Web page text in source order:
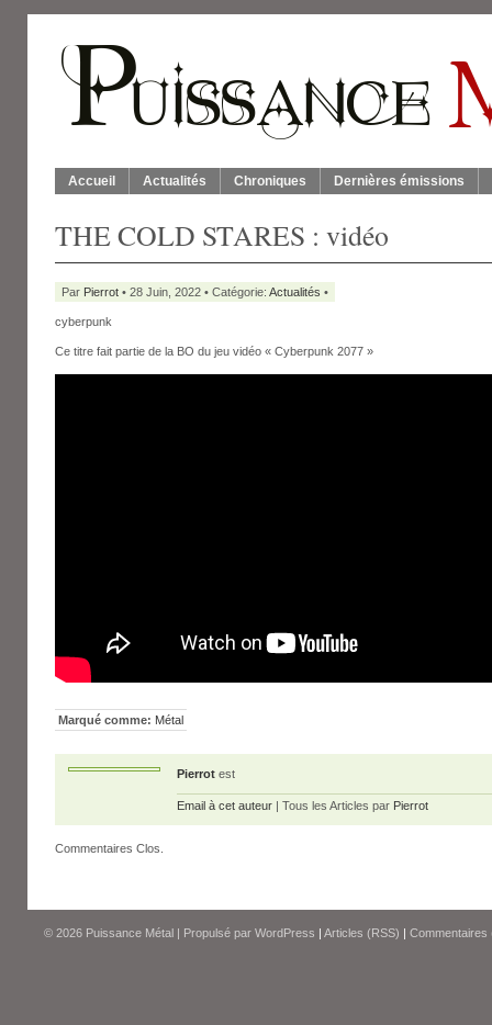
Accueil Actualités Chroniques Dernières émissions
THE COLD STARES : vidéo
Par Pierrot • 28 Juin, 2022 • Catégorie: Actualités •
cyberpunk
Ce titre fait partie de la BO du jeu vidéo « Cyberpunk 2077 »
Marqué comme: Métal
Pierrot est
Email à cet auteur | Tous les Articles par Pierrot
Commentaires Clos.
© 2026 Puissance Métal | Propulsé par WordPress | Articles (RSS) | Commentaires